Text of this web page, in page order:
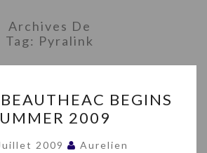
Archives De
Tag: Pyralink
BEAUTHEAC
BEGINS
SUMMER
BEGINS
2009
2009 Aurelien